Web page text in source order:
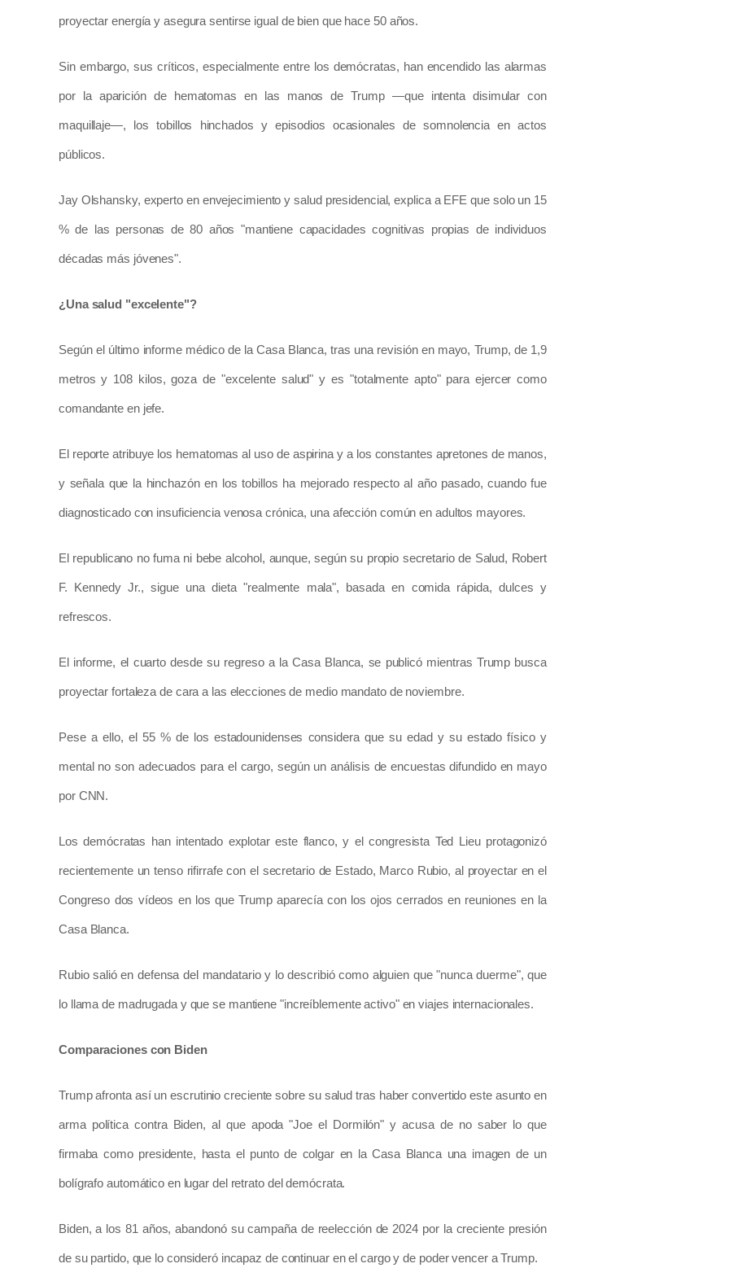
proyectar energía y asegura sentirse igual de bien que hace 50 años.
Sin embargo, sus críticos, especialmente entre los demócratas, han encendido las alarmas
por la aparición de hematomas en las manos de Trump —que intenta disimular con
maquillaje—, los tobillos hinchados y episodios ocasionales de somnolencia en actos
públicos.
Jay Olshansky, experto en envejecimiento y salud presidencial, explica a EFE que solo un 15
% de las personas de 80 años "mantiene capacidades cognitivas propias de individuos
décadas más jóvenes".
¿Una salud "excelente"?
Según el último informe médico de la Casa Blanca, tras una revisión en mayo, Trump, de 1,9
metros y 108 kilos, goza de "excelente salud" y es "totalmente apto" para ejercer como
comandante en jefe.
El reporte atribuye los hematomas al uso de aspirina y a los constantes apretones de manos,
y señala que la hinchazón en los tobillos ha mejorado respecto al año pasado, cuando fue
diagnosticado con insuficiencia venosa crónica, una afección común en adultos mayores.
El republicano no fuma ni bebe alcohol, aunque, según su propio secretario de Salud, Robert
F. Kennedy Jr., sigue una dieta "realmente mala", basada en comida rápida, dulces y
refrescos.
El informe, el cuarto desde su regreso a la Casa Blanca, se publicó mientras Trump busca
proyectar fortaleza de cara a las elecciones de medio mandato de noviembre.
Pese a ello, el 55 % de los estadounidenses considera que su edad y su estado físico y
mental no son adecuados para el cargo, según un análisis de encuestas difundido en mayo
por CNN.
Los demócratas han intentado explotar este flanco, y el congresista Ted Lieu protagonizó
recientemente un tenso rifirrafe con el secretario de Estado, Marco Rubio, al proyectar en el
Congreso dos vídeos en los que Trump aparecía con los ojos cerrados en reuniones en la
Casa Blanca.
Rubio salió en defensa del mandatario y lo describió como alguien que "nunca duerme", que
lo llama de madrugada y que se mantiene "increíblemente activo" en viajes internacionales.
Comparaciones con Biden
Trump afronta así un escrutinio creciente sobre su salud tras haber convertido este asunto en
arma política contra Biden, al que apoda "Joe el Dormilón" y acusa de no saber lo que
firmaba como presidente, hasta el punto de colgar en la Casa Blanca una imagen de un
bolígrafo automático en lugar del retrato del demócrata.
Biden, a los 81 años, abandonó su campaña de reelección de 2024 por la creciente presión
de su partido, que lo consideró incapaz de continuar en el cargo y de poder vencer a Trump.